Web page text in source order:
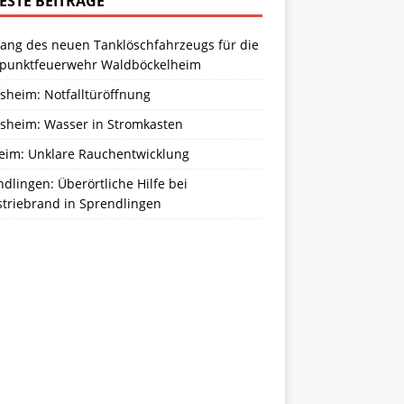
des neuen Tanklöschfahrzeugs für die
Waldböckelheim
Notfalltüröffnung
Wasser in Stromkasten
Unklare Rauchentwicklung
Überörtliche Hilfe bei
in Sprendlingen